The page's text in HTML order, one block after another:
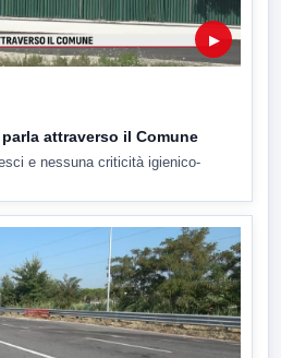
▶
attraverso il Comune
e nessuna criticità igienico-